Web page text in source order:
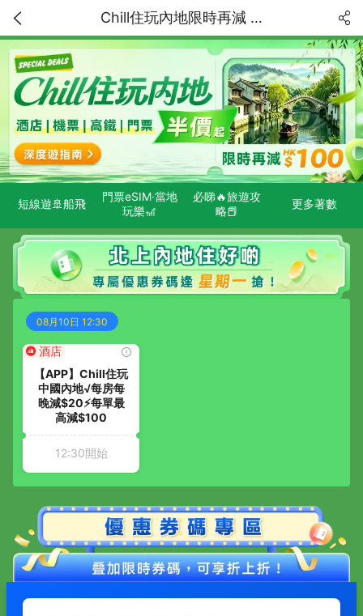
Chill住玩內地限時再減 HK$100！精選特價獨家低至5折！中國内地深度遊指南
短線遊🚢船飛
門票eSIM·當地
玩樂🎢
必睇🔥旅遊攻
略📕
更多著數
08月10日 12:30
酒店
【APP】Chill住玩
中國內地√每房每
晚減$20⚡每單最
高減$100
12:30開始